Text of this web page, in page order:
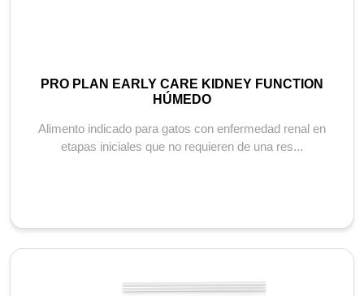
PRO PLAN EARLY CARE KIDNEY FUNCTION
HÚMEDO
Alimento indicado para gatos con enfermedad renal en
etapas iniciales que no requieren de una res...